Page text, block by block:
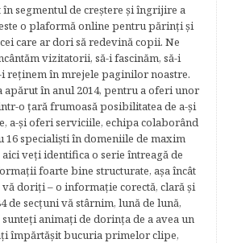
segmentul de creştere şi îngrijire a
o plaformă online pentru părinţi şi
care ar dori să redevină copii. Ne
vizitatorii, să-i fascinăm, să-i
reţinem în mrejele paginilor noastre.​
apărut în anul 2014, pentru a oferi unor
o ţară frumoasă posibilitatea de a-şi
a-şi oferi serviciile, echipa colaborând
16 specialişti în domeniile de maxim
aici veţi identifica o serie întreagă de
foarte bine structurate, aşa încât
vă doriţi – o informaţie corectă, clară şi
de secțuni vă stârnim, lună de lună,
animaţi de dorinţa de a avea un
împărtăşit bucuria primelor clipe,